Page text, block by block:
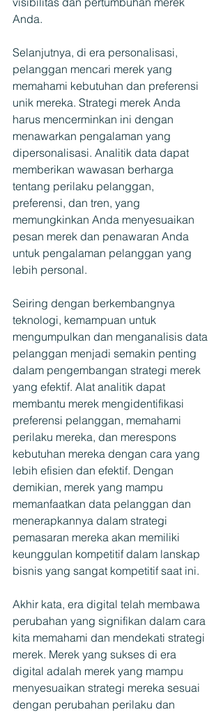
Anda.
Selanjutnya, di era personalisasi,
pelanggan mencari merek yang
memahami kebutuhan dan preferensi
unik mereka. Strategi merek Anda
harus mencerminkan ini dengan
menawarkan pengalaman yang
dipersonalisasi. Analitik data dapat
memberikan wawasan berharga
tentang perilaku pelanggan,
preferensi, dan tren, yang
memungkinkan Anda menyesuaikan
pesan merek dan penawaran Anda
untuk pengalaman pelanggan yang
lebih personal.
Seiring dengan berkembangnya
teknologi, kemampuan untuk
mengumpulkan dan menganalisis data
pelanggan menjadi semakin penting
dalam pengembangan strategi merek
yang efektif. Alat analitik dapat
membantu merek mengidentifikasi
preferensi pelanggan, memahami
perilaku mereka, dan merespons
kebutuhan mereka dengan cara yang
lebih efisien dan efektif. Dengan
demikian, merek yang mampu
memanfaatkan data pelanggan dan
menerapkannya dalam strategi
pemasaran mereka akan memiliki
keunggulan kompetitif dalam lanskap
bisnis yang sangat kompetitif saat ini.
Akhir kata, era digital telah membawa
perubahan yang signifikan dalam cara
kita memahami dan mendekati strategi
merek. Merek yang sukses di era
digital adalah merek yang mampu
menyesuaikan strategi mereka sesuai
dengan perubahan perilaku dan